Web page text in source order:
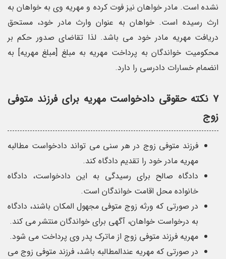
نشده است. مادر خواهان نیز فوت کرده و مهریه وی به خواهان به
ارث رسیده است. خواهان به عنوان وارث مادر خود، مستحق
دریافت مهریه مادر خود می باشد. لذا تقاضای صدور حکم بر
محکومیت خواندگان به پرداخت مهریه به مبلغ [مبلغ مهریه] به
انضمام خسارات دادرسی را دارد.
۷ نکته حقوقی دادخواست مهریه برای فرزند متوفی
زوج
فرزند متوفی زوج در هر سنی می تواند دادخواست مطالبه
مهریه مادر خود را تقدیم دادگاه کند.
دادگاه صالح برای رسیدگی به این دادخواست، دادگاه
خانواده محل اقامت خواندگان است.
در صورتی که ورثه زوج متوفی مجهول المکان باشند، دادگاه
به درخواست خواهان، آگهی برای خواندگان منتشر می کند.
مهریه فرزند متوفی زوج از ماترک پدر وی پرداخت می شود.
در صورتی که مهریه عندالمطالبه باشد، فرزند متوفی زوج می